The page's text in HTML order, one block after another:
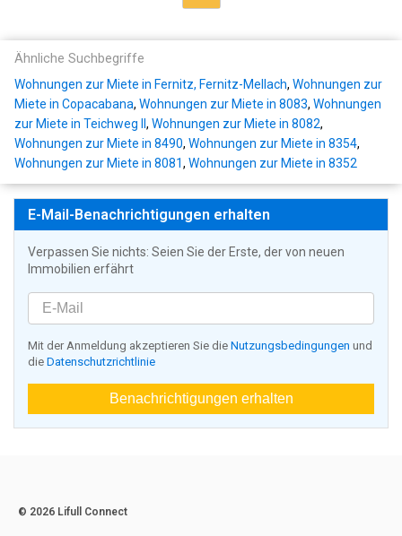
Ähnliche Suchbegriffe
Wohnungen zur Miete in Fernitz, Fernitz-Mellach, Wohnungen zur
Miete in Copacabana, Wohnungen zur Miete in 8083, Wohnungen
zur Miete in Teichweg II , Wohnungen zur Miete in 8082,
Wohnungen zur Miete in 8490, Wohnungen zur Miete in 8354,
Wohnungen zur Miete in 8081, Wohnungen zur Miete in 8352
E-Mail-Benachrichtigungen erhalten
Verpassen Sie nichts: Seien Sie der Erste, der von neuen
Immobilien erfährt
Mit der Anmeldung akzeptieren Sie die Nutzungsbedingungen und
die Datenschutzrichtlinie
Benachrichtigungen erhalten
© 2026 Lifull Connect